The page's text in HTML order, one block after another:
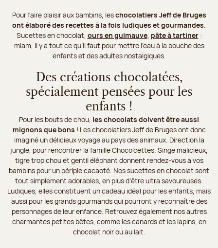
Pour faire plaisir aux bambins, leschocolatiers Jeff de Bruges
ont élaboré des recettes à la fois ludiques et gourmandes.
Sucettes en chocolat, ours en guimauve, pâte à tartiner:
miam, il y a tout ce qu’il faut pour mettre l’eau à la bouche des
enfants et des adultes nostalgiques.
Des créations chocolatées,
spécialement pensées pour les
enfants !
Pour les bouts de chou, les chocolats doivent être aussi
mignons que bons ! Les chocolatiers Jeff de Bruges ont donc
imaginé un délicieux voyage au pays des animaux. Direction la
jungle, pour rencontrer la famille Choco’cettes. Singe malicieux,
tigre trop chou et gentil éléphant donnent rendez-vous à vos
bambins pour un périple cacaoté. Nos sucettes en chocolat sont
tout simplement adorables, en plus d’être ultra savoureuses.
Ludiques, elles constituent un cadeau idéal pour les enfants, mais
aussi pour les grands gourmands qui pourront y reconnaître des
personnages de leur enfance. Retrouvez également nos autres
charmantes petites bêtes, comme les canards et les lapins, en
chocolat noir ou au lait.